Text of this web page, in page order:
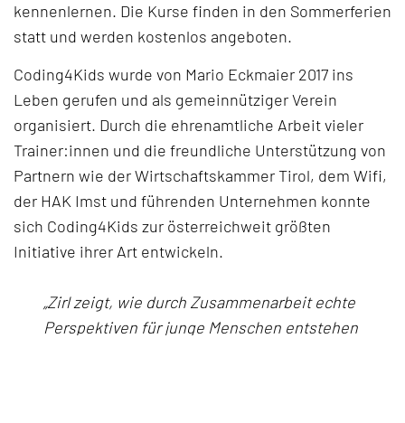
kennenlernen. Die Kurse finden in den Sommerferien
statt und werden kostenlos angeboten.
Coding4Kids wurde von Mario Eckmaier 2017 ins
Leben gerufen und als gemeinnütziger Verein
organisiert. Durch die ehrenamtliche Arbeit vieler
Trainer:innen und die freundliche Unterstützung von
Partnern wie der Wirtschaftskammer Tirol, dem Wifi,
der HAK Imst und führenden Unternehmen konnte
sich Coding4Kids zur österreichweit größten
Initiative ihrer Art entwickeln.
„Zirl zeigt, wie durch Zusammenarbeit echte
Perspektiven für junge Menschen entstehen